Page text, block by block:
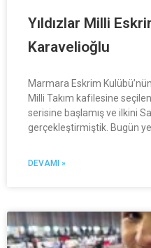
Yıldızlar Milli
Karavelioğlu
Marmara Eskrim
Milli Takım kafilesine
serisine başlamış ve ilkini
gerçekleştirmiştik. Bugün
DEVAMI »